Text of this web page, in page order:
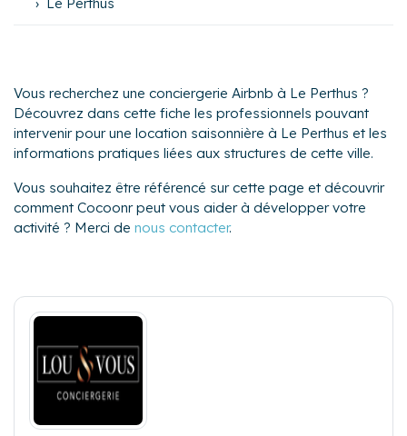
Vous recherchez une conciergerie Airbnb à Le Perthus ?
Découvrez dans cette fiche les professionnels pouvant
intervenir pour une location saisonnière à Le Perthus et les
informations pratiques liées aux structures de cette ville.
Vous souhaitez être référencé sur cette page et découvrir
comment Cocoonr peut vous aider à développer votre
activité ? Merci de nous contacter.